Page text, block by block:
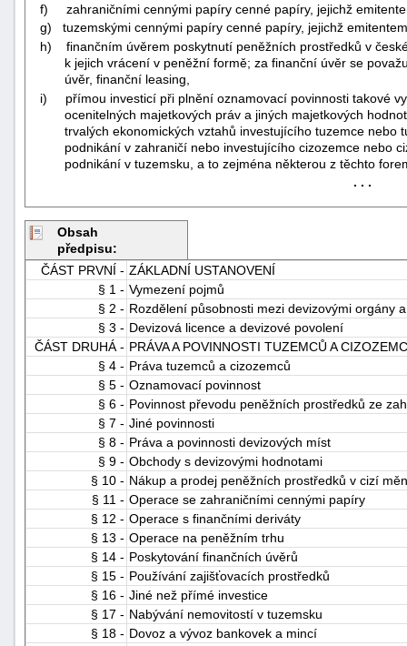
f) zahraničními cennými papíry cenné papíry, jejichž
g) tuzemskými cennými papíry cenné papíry, jejichž
h) finančním úvěrem poskytnutí peněžních prostředků v
k jejich vrácení v peněžní formě; za finanční úvěr se
úvěr, finanční leasing,
i) přímou investicí při plnění oznamovací povinnosti takové
ocenitelných majetkových práv a jiných majetkových
trvalých ekonomických vztahů investujícího tuzemce nebo
podnikání v zahraničí nebo investujícího cizozemce nebo
podnikání v tuzemsku, a to zejména některou z těchto
. . .
Obsah
předpisu:
ČÁST PRVNÍ - ZÁKLADNÍ USTANOVENÍ
§ 1 - Vymezení pojmů
§ 2 - Rozdělení působnosti mezi devizovými orgány
§ 3 - Devizová licence a devizové povolení
ČÁST DRUHÁ - PRÁVA A POVINNOSTI TUZEMCŮ A
§ 4 - Práva tuzemců a cizozemců
§ 5 - Oznamovací povinnost
§ 6 - Povinnost převodu peněžních prostředků ze
§ 7 - Jiné povinnosti
§ 8 - Práva a povinnosti devizových míst
§ 9 - Obchody s devizovými hodnotami
§ 10 - Nákup a prodej peněžních prostředků v cizí
§ 11 - Operace se zahraničními cennými papíry
§ 12 - Operace s finančními deriváty
§ 13 - Operace na peněžním trhu
§ 14 - Poskytování finančních úvěrů
§ 15 - Používání zajišťovacích prostředků
§ 16 - Jiné než přímé investice
§ 17 - Nabývání nemovitostí v tuzemsku
§ 18 - Dovoz a vývoz bankovek a mincí
+náhrady
-
náhrady